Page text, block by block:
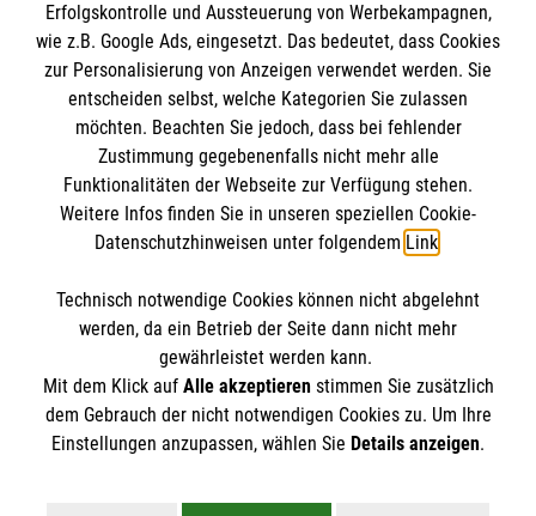
Newsletter abonnieren
Cookies verwalten|AGB|Impressum|Datenschutz
Barrierefreiheit |Kontakt| Sharepoint|Mediathek
Erfolgskontrolle und Aussteuerung von Werbekampagnen,
wie z.B. Google Ads, eingesetzt. Das bedeutet, dass Cookies
zur Personalisierung von Anzeigen verwendet werden. Sie
entscheiden selbst, welche Kategorien Sie zulassen
möchten. Beachten Sie jedoch, dass bei fehlender
Zustimmung gegebenenfalls nicht mehr alle
Funktionalitäten der Webseite zur Verfügung stehen.
Weitere Infos finden Sie in unseren speziellen Cookie-
Datenschutzhinweisen unter folgendem Link.
Technisch notwendige Cookies können nicht abgelehnt
werden, da ein Betrieb der Seite dann nicht mehr
gewährleistet werden kann.
Mit dem Klick auf Alle akzeptierenstimmen Sie zusätzlich
dem Gebrauch der nicht notwendigen Cookies zu. Um Ihre
Einstellungen anzupassen, wählen Sie Details anzeigen.